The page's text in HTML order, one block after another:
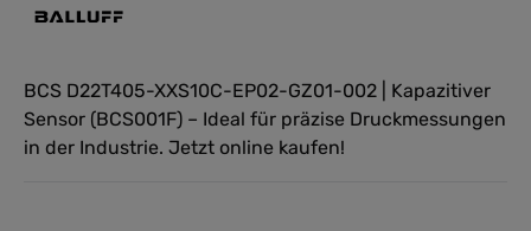
BCS D22T405-XXS10C-EP02-GZ01-002 | Kapazitiver
Sensor (BCS001F) – Ideal für präzise Druckmessungen
in der Industrie. Jetzt online kaufen!